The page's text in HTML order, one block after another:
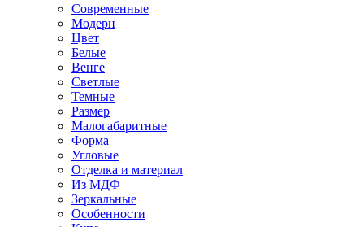
Современные
Модерн
Цвет
Белые
Венге
Светлые
Темные
Размер
Малогабаритные
Форма
Угловые
Отделка и материал
Из МДФ
Зеркальные
Особенности